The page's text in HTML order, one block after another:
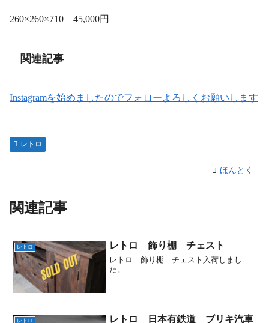
260×260×710 45,000円
関連記事
Instagramを始めましたのでフォローよろしくお願いします
レトロ
ほんとく
関連記事
レトロ レトロ 飾り棚 チェスト
レトロ 飾り棚 チェスト入荷しまし
た。
レトロ
レトロ 日本有鉄道 ブリキ汽車